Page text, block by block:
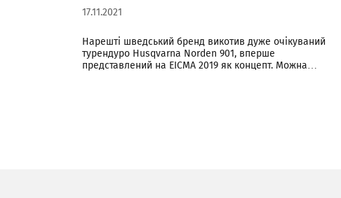
17.11.2021
Нарешті шведський бренд викотив дуже очікуваний
турендуро Husqvarna Norden 901, вперше
представлений на EICMA 2019 як концепт. Можна…